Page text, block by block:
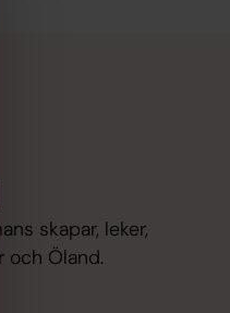
skapar, leker,
och Öland.